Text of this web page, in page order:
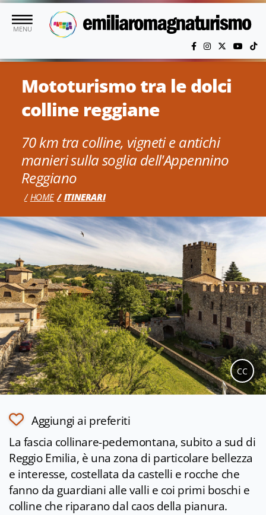
Vai al contenuto principale
MENU
Mototurismo tra le dolci
colline reggiane
70 km tra colline, vigneti e antichi
manieri sulla soglia dell'Appennino
Reggiano
HOME ITINERARI
CC
Aggiungi ai preferiti
La fascia collinare-pedemontana, subito a sud di
Reggio Emilia, è una zona di particolare bellezza
e interesse, costellata da castelli e rocche che
fanno da guardiani alle valli e coi primi boschi e
colline che riparano dal caos della pianura.